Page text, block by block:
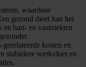
waardoor
gezond dieet kan het
en hart- en vaatziekten
kosten en
stabielere werkvloer en